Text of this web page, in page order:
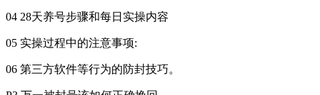
04 28天养号步骤和每日实操内容
05 实操过程中的注意事项:
06 第三方软件等行为的防封技巧。